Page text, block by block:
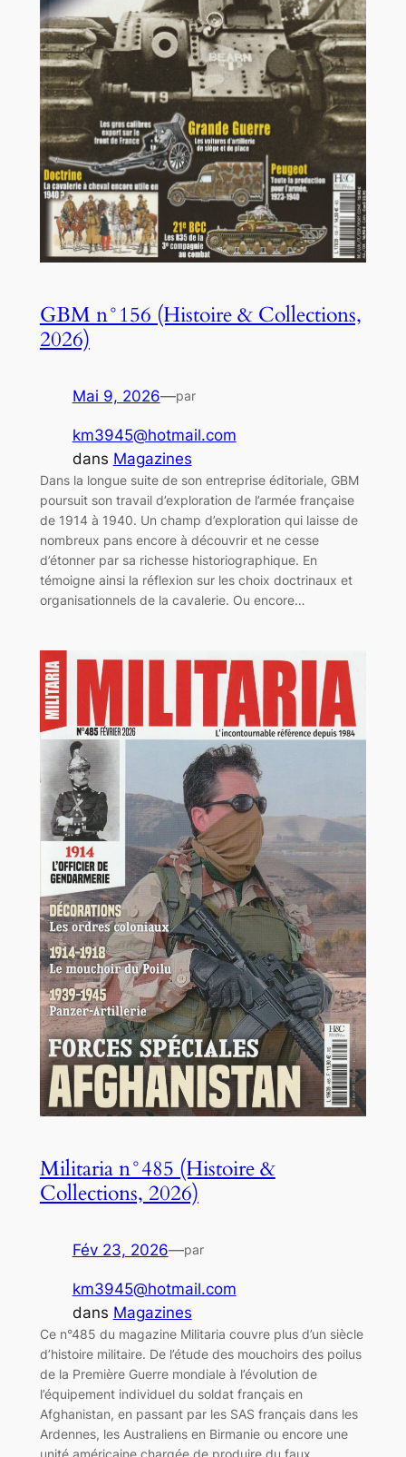
GBM n°156 (Histoire & Collections,
2026)
Mai 9, 2026—par
km3945@hotmail.com
dans Magazines
Dans la longue suite de son entreprise éditoriale, GBM
poursuit son travail d’exploration de l’armée française
de 1914 à 1940. Un champ d’exploration qui laisse de
nombreux pans encore à découvrir et ne cesse
d’étonner par sa richesse historiographique. En
témoigne ainsi la réflexion sur les choix doctrinaux et
organisationnels de la cavalerie. Ou encore…
Militaria n°485 (Histoire &
Collections, 2026)
Fév 23, 2026—par
km3945@hotmail.com
dans Magazines
Ce n°485 du magazine Militaria couvre plus d’un siècle
d’histoire militaire. De l’étude des mouchoirs des poilus
de la Première Guerre mondiale à l’évolution de
l’équipement individuel du soldat français en
Afghanistan, en passant par les SAS français dans les
Ardennes, les Australiens en Birmanie ou encore une